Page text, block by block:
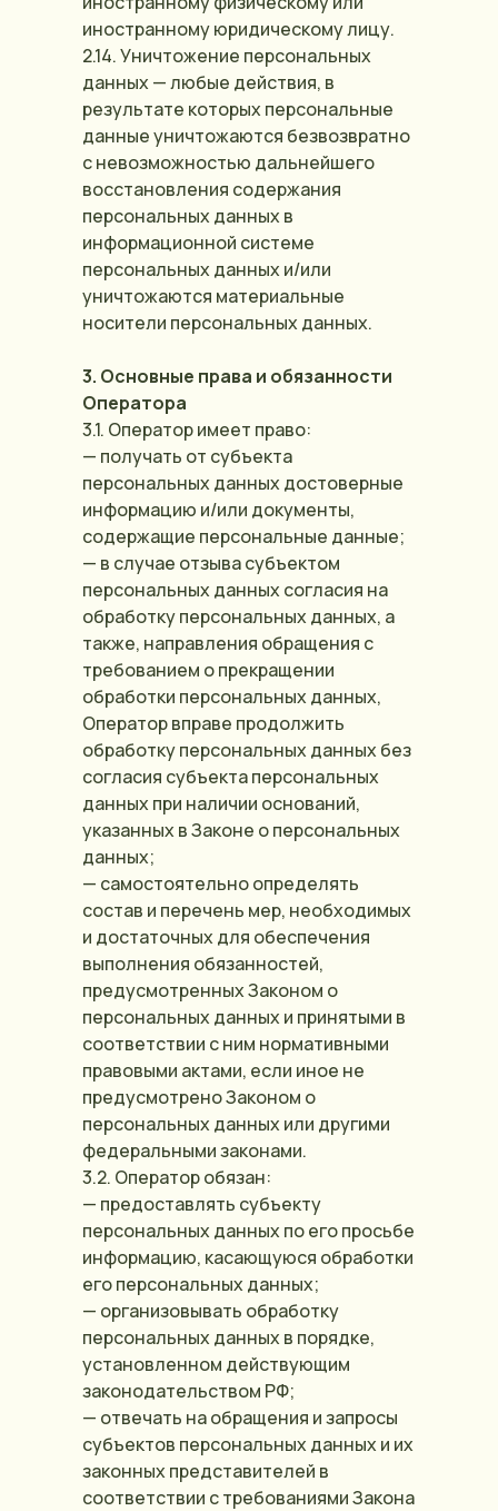
иностранному юридическому лицу.
2.14. Уничтожение персональных
данных — любые действия, в
результате которых персональные
данные уничтожаются безвозвратно
с невозможностью дальнейшего
восстановления содержания
персональных данных в
информационной системе
персональных данных и/или
уничтожаются материальные
носители персональных данных.
3. Основные права и обязанности
Оператора
3.1. Оператор имеет право:
— получать от субъекта
персональных данных достоверные
информацию и/или документы,
содержащие персональные данные;
— в случае отзыва субъектом
персональных данных согласия на
обработку персональных данных, а
также, направления обращения с
требованием о прекращении
обработки персональных данных,
Оператор вправе продолжить
обработку персональных данных без
согласия субъекта персональных
данных при наличии оснований,
указанных в Законе о персональных
данных;
— самостоятельно определять
состав и перечень мер, необходимых
и достаточных для обеспечения
выполнения обязанностей,
предусмотренных Законом о
персональных данных и принятыми в
соответствии с ним нормативными
правовыми актами, если иное не
предусмотрено Законом о
персональных данных или другими
федеральными законами.
3.2. Оператор обязан:
— предоставлять субъекту
персональных данных по его просьбе
информацию, касающуюся обработки
его персональных данных;
— организовывать обработку
персональных данных в порядке,
установленном действующим
законодательством РФ;
— отвечать на обращения и запросы
субъектов персональных данных и их
законных представителей в
соответствии с требованиями Закона